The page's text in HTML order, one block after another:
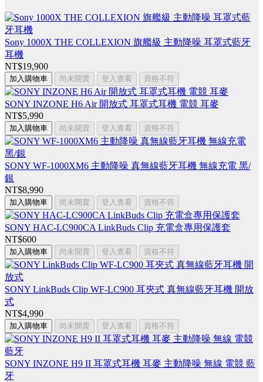
Sony 1000X THE COLLEXION 旗艦級 主動降噪 耳罩式藍牙
耳機
NT$19,900
加入購物車 尚未開賣 登入查看 資格不符
SONY INZONE H6 Air 開放式 耳罩式耳機 電競 耳麥
NT$5,990
加入購物車 尚未開賣 登入查看 資格不符
SONY WF-1000XM6 主動降噪 真無線藍牙耳機 無線充電 黑/
銀
NT$8,990
加入購物車 尚未開賣 登入查看 資格不符
SONY HAC-LC900CA LinkBuds Clip 充電盒專用保護套
NT$600
加入購物車 尚未開賣 登入查看 資格不符
SONY LinkBuds Clip WF-LC900 耳夾式 真無線藍牙耳機 開放
式
NT$4,990
加入購物車 尚未開賣 登入查看 資格不符
SONY INZONE H9 II 耳罩式耳機 耳麥 主動降噪 無線 電競 藍
牙